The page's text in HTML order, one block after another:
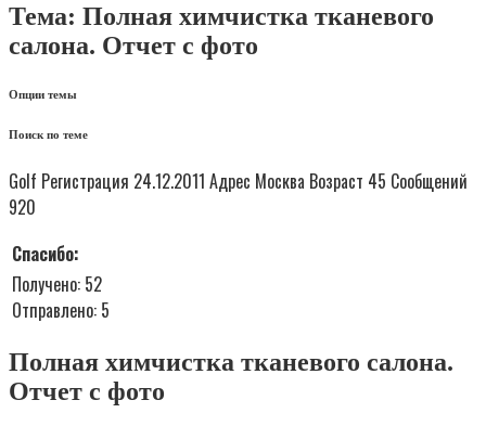
Тема: Полная химчистка тканевого
салона. Отчет с фото
Опции темы
Поиск по теме
Golf Регистрация 24.12.2011 Адрес Москва Возраст 45 Сообщений
920
Спасибо:
Получено: 52
Отправлено: 5
Полная химчистка тканевого салона.
Отчет с фото